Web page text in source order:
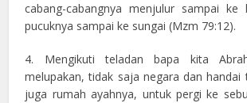
cabang-cabangnya menjulur sampai
pucuknya sampai ke sungai (Mzm 79:12).
4. Mengikuti teladan bapa kita
melupakan, tidak saja negara dan handai
juga rumah ayahnya, untuk pergi ke